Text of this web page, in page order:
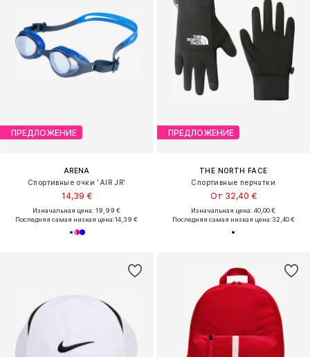
ПРЕДЛОЖЕНИЕ
ARENA
Спортивные очки 'AIR JR'
14,39 €
Изначальная цена: 19,99 €
Последняя самая низкая цена:14,39 €
ПРЕДЛОЖЕНИЕ
THE NORTH FACE
Спортивные перчатки
От 32,40 €
Изначальная цена: 40,00 €
Последняя самая низкая цена:32,40 €